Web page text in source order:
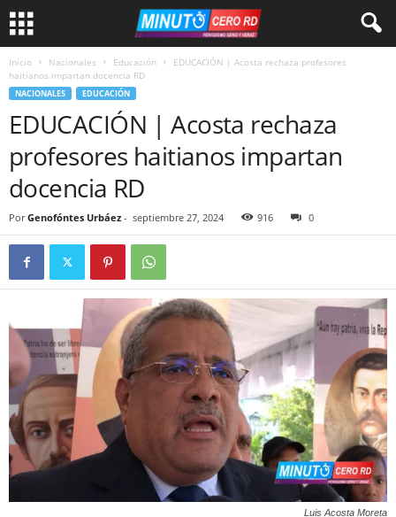
Inicio Nacionales Educación
EDUCACIÓN | Acosta rechaza profesores
haitianos impartan docencia RD
NACIONALES EDUCACIÓN
EDUCACIÓN | Acosta rechaza
profesores haitianos impartan
docencia RD
Por Genofóntes Urbáez - septiembre 27, 2024 916 0
Luis Acosta Moreta